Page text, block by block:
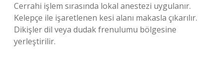
Cerrahi işlem sırasında lokal anestezi uygulanır.
Kelepçe ile işaretlenen kesi alanı makasla çıkarılır.
Dikişler dil veya dudak frenulumu bölgesine
yerleştirilir.